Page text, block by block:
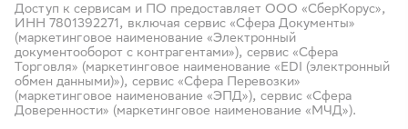
Доступ к сервисам и ПО предоставляет ООО «СберКорус»,
ИНН 7801392271, включая сервис «Сфера Документы»
(маркетинговое наименование «Электронный
документооборот с контрагентами»), сервис «Сфера
Торговля» (маркетинговое наименование «EDI (электронный
обмен данными)»), сервис «Сфера Перевозки»
(маркетинговое наименование «ЭПД»), сервис «Сфера
Доверенности» (маркетинговое наименование «МЧД»).